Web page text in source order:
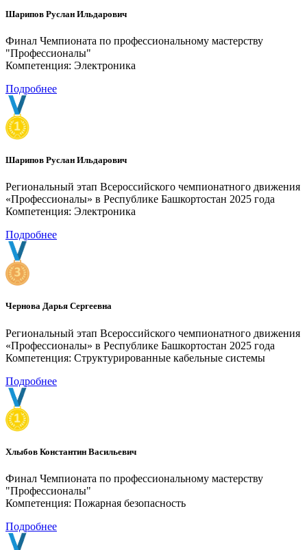
Шарипов Руслан Ильдарович
Финал Чемпионата по профессиональному мастерству
"Профессионалы"
Компетенция: Электроника
Подробнее
Шарипов Руслан Ильдарович
Региональный этап Всероссийского чемпионатного движения
«Профессионалы» в Республике Башкортостан 2025 года
Компетенция: Электроника
Подробнее
Чернова Дарья Сергеевна
Региональный этап Всероссийского чемпионатного движения
«Профессионалы» в Республике Башкортостан 2025 года
Компетенция: Структурированные кабельные системы
Подробнее
Хлыбов Константин Васильевич
Финал Чемпионата по профессиональному мастерству
"Профессионалы"
Компетенция: Пожарная безопасность
Подробнее